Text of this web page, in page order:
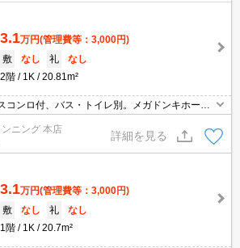
3.1万円(管理費等：3,000円)
敷
なし 礼
なし
2階
1K 20.81m²
コンロ付、バス・トイレ別。メガドンキホーテ
駅まで徒歩5分、最寄りのバス停まで徒歩7分、
す。
ニング 本店
詳細を見る
3.1万円(管理費等：3,000円)
敷
なし 礼
なし
1階
1K 20.7m²